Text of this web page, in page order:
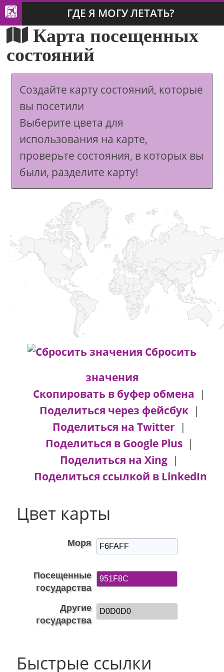
ГДЕ Я МОГУ ЛЕТАТЬ?
Карта посещенных
состояний
Создайте карту состояний, которые
вы посетили
Выберите цвета для
использования на карте,
проверьте состояния, в которых вы
были, разделите карту!
Сбросить
значения
Скопировать в буфер обмена |
Поделиться через фейсбук |
Поделиться на Twitter |
Поделиться в Google Plus |
Поделиться на Xing |
Поделиться ссылкой в ​​LinkedIn
Цвет карты
Моря
Посещенные
государства
Другие
государства
Быстрые ссылки